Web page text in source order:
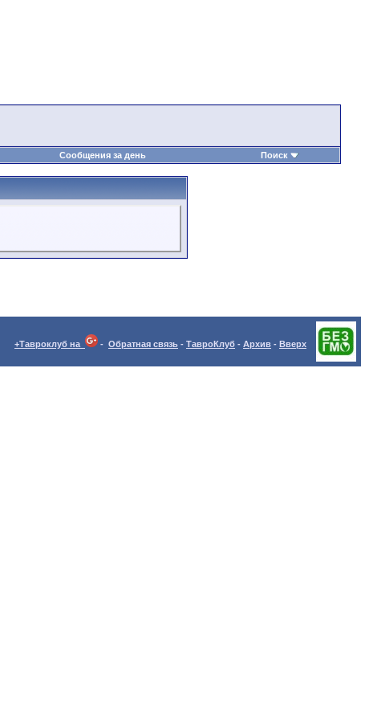
Сообщения за день Поиск
+Тавроклуб на - Обратная связь - ТавроКлуб - Архив - Вверх